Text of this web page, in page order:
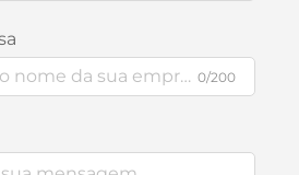
0/200